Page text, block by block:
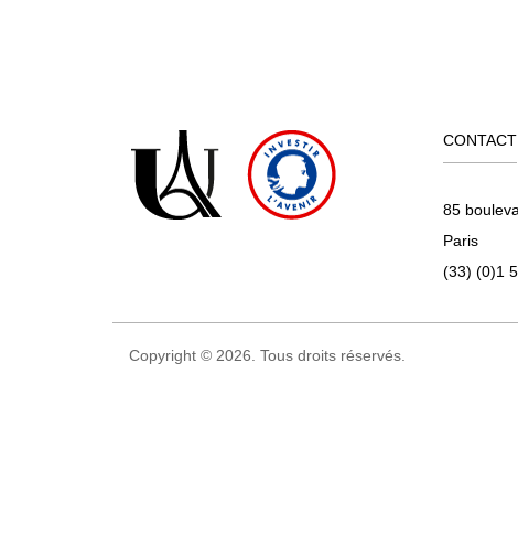
CONTACT
85
Paris
(33) (0)1
Copyright © 2026. Tous droits réservés.